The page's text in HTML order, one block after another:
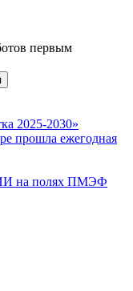
первым
2025-2030»
прошла ежегодная
на полях ПМЭФ